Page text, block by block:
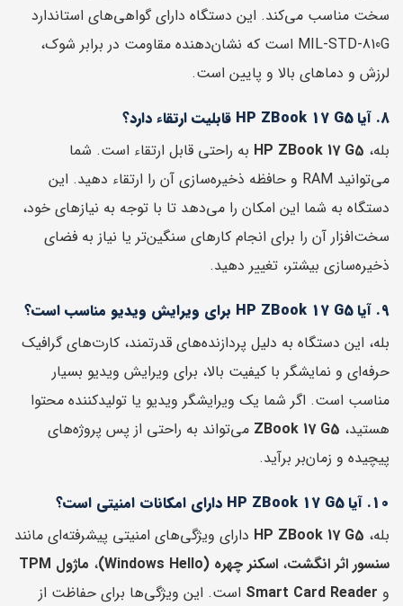
سخت مناسب می‌کند. این دستگاه دارای گواهی‌های استاندارد
MIL-STD-810G است که نشان‌دهنده مقاومت در برابر شوک،
لرزش و دماهای بالا و پایین است.
8. آیا HP ZBook 17 G5 قابلیت ارتقاء دارد؟
بله، HP ZBook 17 G5 به راحتی قابل ارتقاء است. شما
می‌توانید RAM و حافظه ذخیره‌سازی آن را ارتقاء دهید. این
دستگاه به شما این امکان را می‌دهد تا با توجه به نیازهای خود،
سخت‌افزار آن را برای انجام کارهای سنگین‌تر یا نیاز به فضای
ذخیره‌سازی بیشتر، تغییر دهید.
9. آیا HP ZBook 17 G5 برای ویرایش ویدیو مناسب است؟
بله، این دستگاه به دلیل پردازنده‌های قدرتمند، کارت‌های گرافیک
حرفه‌ای و نمایشگر با کیفیت بالا، برای ویرایش ویدیو بسیار
مناسب است. اگر شما یک ویرایشگر ویدیو یا تولیدکننده محتوا
هستید، ZBook 17 G5 می‌تواند به راحتی از پس پروژه‌های
پیچیده و زمان‌بر برآید.
10. آیا HP ZBook 17 G5 دارای امکانات امنیتی است؟
بله، HP ZBook 17 G5 دارای ویژگی‌های امنیتی پیشرفته‌ای مانند
سنسور اثر انگشت، اسکنر چهره (Windows Hello) ، ماژول TPM
و Smart Card Reader است. این ویژگی‌ها برای حفاظت از